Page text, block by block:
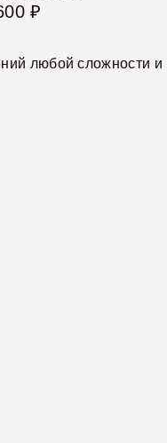
₽
любой сложности и